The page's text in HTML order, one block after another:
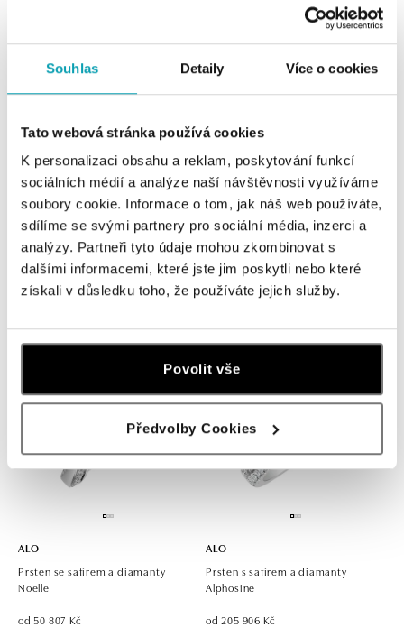
Souhlas Detaily Více o cookies
Tato webová stránka používá cookies
K personalizaci obsahu a reklam, poskytování funkcí
sociálních médií a analýze naší návštěvnosti využíváme
soubory cookie. Informace o tom, jak náš web používáte,
sdílíme se svými partnery pro sociální média, inzerci a
analýzy. Partneři tyto údaje mohou zkombinovat s
dalšími informacemi, které jste jim poskytli nebo které
získali v důsledku toho, že používáte jejich služby.
Povolit vše
Předvolby Cookies
ALO
Prsten s safírem a diamanty
Perrette
ALO
Sapphire Sin
ALO
Prsten se safírem a diamanty
Noelle
od 50 807 Kč
ALO
Prsten s safírem a diamanty
Alphosine
od 205 906 Kč